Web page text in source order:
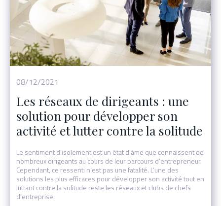
08/12/2021
Les réseaux de dirigeants : une
solution pour développer son
activité et lutter contre la solitude
Le sentiment d’isolement est un état d’âme que connaissent de
nombreux dirigeants au cours de leur parcours d’entrepreneur.
Cependant, ce ressenti n’est pas une fatalité. L’une des
solutions les plus efficaces pour développer son activité tout en
luttant contre la solitude reste les réseaux et clubs de chefs
d’entreprise.